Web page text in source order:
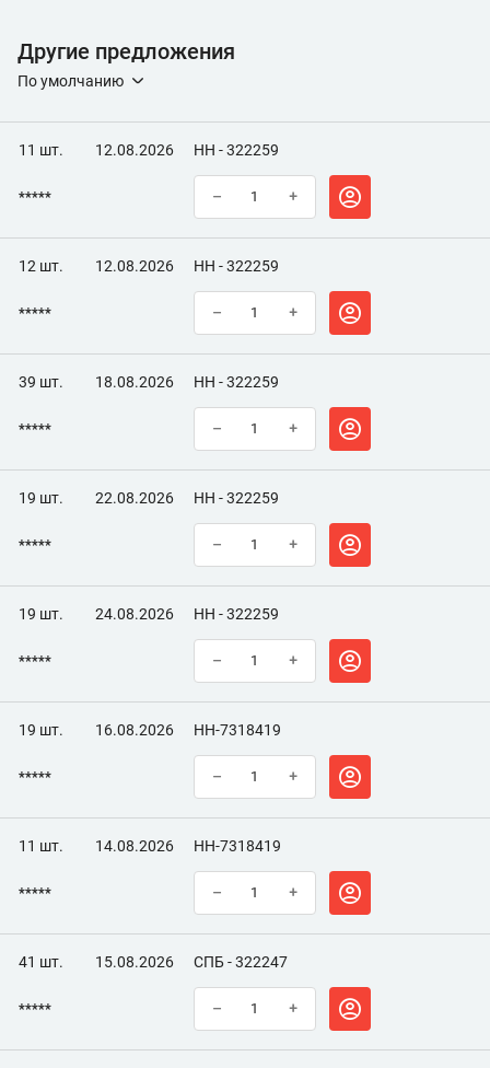
Другие предложения
По умолчанию
11 шт. 12.08.2026 НН - 322259
***** – +
12 шт. 12.08.2026 НН - 322259
***** – +
39 шт. 18.08.2026 НН - 322259
***** – +
19 шт. 22.08.2026 НН - 322259
***** – +
19 шт. 24.08.2026 НН - 322259
***** – +
19 шт. 16.08.2026 НН-7318419
***** – +
11 шт. 14.08.2026 НН-7318419
***** – +
41 шт. 15.08.2026 СПБ - 322247
***** – +